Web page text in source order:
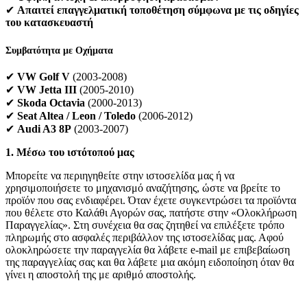
✔ Απαιτεί επαγγελματική τοποθέτηση σύμφωνα με τις οδηγίες
του κατασκευαστή
Συμβατότητα με Οχήματα
✔ VW Golf V (2003-2008)
✔ VW Jetta III (2005-2010)
✔ Skoda Octavia (2000-2013)
✔ Seat Altea / Leon / Toledo (2006-2012)
✔ Audi A3 8P (2003-2007)
1. Μέσω του ιστότοπού μας
Μπορείτε να περιηγηθείτε στην ιστοσελίδα μας ή να
χρησιμοποιήσετε το μηχανισμό αναζήτησης, ώστε να βρείτε το
προϊόν που σας ενδιαφέρει. Όταν έχετε συγκεντρώσει τα προϊόντα
που θέλετε στο Καλάθι Αγορών σας, πατήστε στην «Ολοκλήρωση
Παραγγελίας». Στη συνέχεια θα σας ζητηθεί να επιλέξετε τρόπο
πληρωμής στο ασφαλές περιβάλλον της ιστοσελίδας μας. Αφού
ολοκληρώσετε την παραγγελία θα λάβετε e-mail με επιβεβαίωση
της παραγγελίας σας και θα λάβετε μια ακόμη ειδοποίηση όταν θα
γίνει η αποστολή της με αριθμό αποστολής.